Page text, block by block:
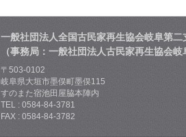
一般社団法人全国古民家再生協会岐阜第二
（事務局：一般社団法人古民家再生協会岐
〒503-0102
岐阜県大垣市墨俣町墨俣115
すのまた宿池田屋脇本陣内
TEL : 0584-84-3781
FAX : 0584-84-3782